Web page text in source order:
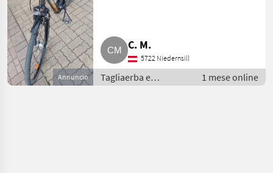
Annuncio
C. M.
5722 Niedernsill
Tagliaerba e
macchine da
1 mese online